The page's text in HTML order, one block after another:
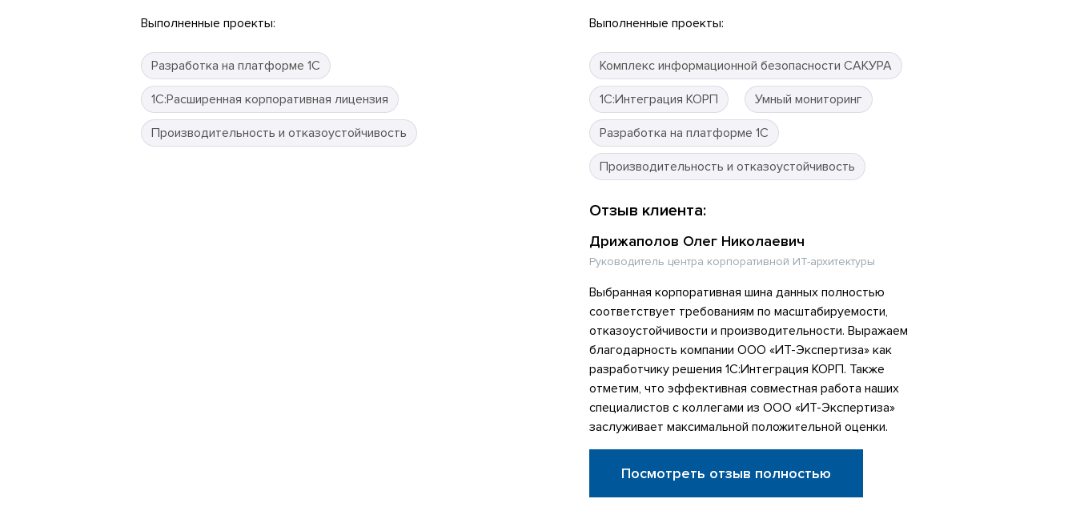
Выполненные проекты:
Разработка на платформе 1С
1С:Расширенная корпоративная лицензия
Производительность и отказоустойчивость
Выполненные проекты:
Комплекс информационной безопасности САКУРА
1С:Интеграция КОРП Умный мониторинг
Разработка на платформе 1С
Производительность и отказоустойчивость
Отзыв клиента:
Дрижаполов Олег Николаевич
Руководитель центра корпоративной ИТ-архитектуры
Выбранная корпоративная шина данных полностью
соответствует требованиям по масштабируемости,
отказоустойчивости и производительности. Выражаем
благодарность компании ООО «ИТ-Экспертиза» как
разработчику решения 1С:Интеграция КОРП. Также
отметим, что эффективная совместная работа наших
специалистов с коллегами из ООО «ИТ-Экспертиза»
заслуживает максимальной положительной оценки.
Посмотреть отзыв полностью